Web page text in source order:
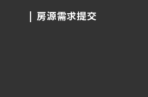
房源需求提交